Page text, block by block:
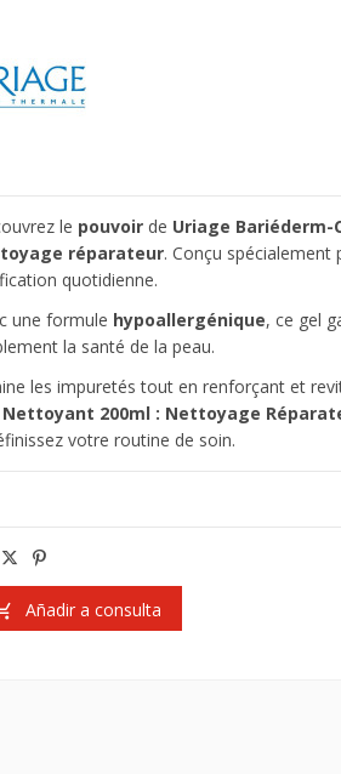
le pouvoir de Uriage Bariéderm-
réparateur. Conçu spécialement
quotidienne.
une formule hypoallergénique, ce gel
la santé de la peau.
les impuretés tout en renforçant et
Nettoyant 200ml : Nettoyage
votre routine de soin.
Añadir a consulta